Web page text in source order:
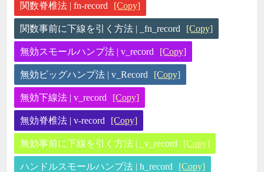
関数脊椎法 | fn-record [Copy]
関数事前に下線を引く方法 | _fn_record [Copy]
無効スモールハンプ法 | v_record [Copy]
無効ビッグハンプ法 | v_Record [Copy]
無効下線法 | v_record [Copy]
無効脊椎法 | v-record [Copy]
無効事前に下線を引く方法 | _v_record [Copy]
ハンドルスモールハンプ法 | h_record [Copy]